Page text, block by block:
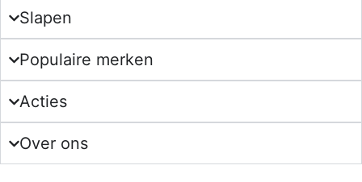
Slapen
Populaire merken
Acties
Over ons